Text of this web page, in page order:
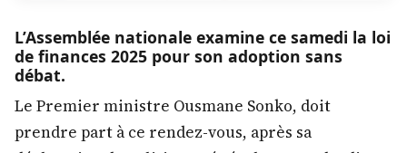
L’Assemblée nationale examine ce samedi la loi
de finances 2025 pour son adoption sans
débat.
Le Premier ministre Ousmane Sonko, doit
prendre part à ce rendez-vous, après sa